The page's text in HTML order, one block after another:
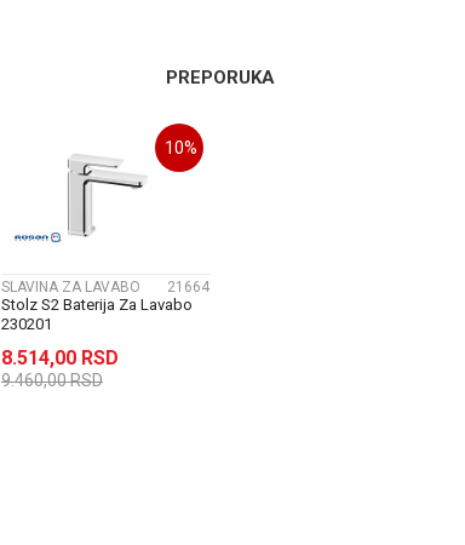
PREPORUKA
10%
SLAVINA ZA LAVABO 21664
Stolz S2 Baterija Za Lavabo
230201
8.514,00 RSD
9.460,00RSD